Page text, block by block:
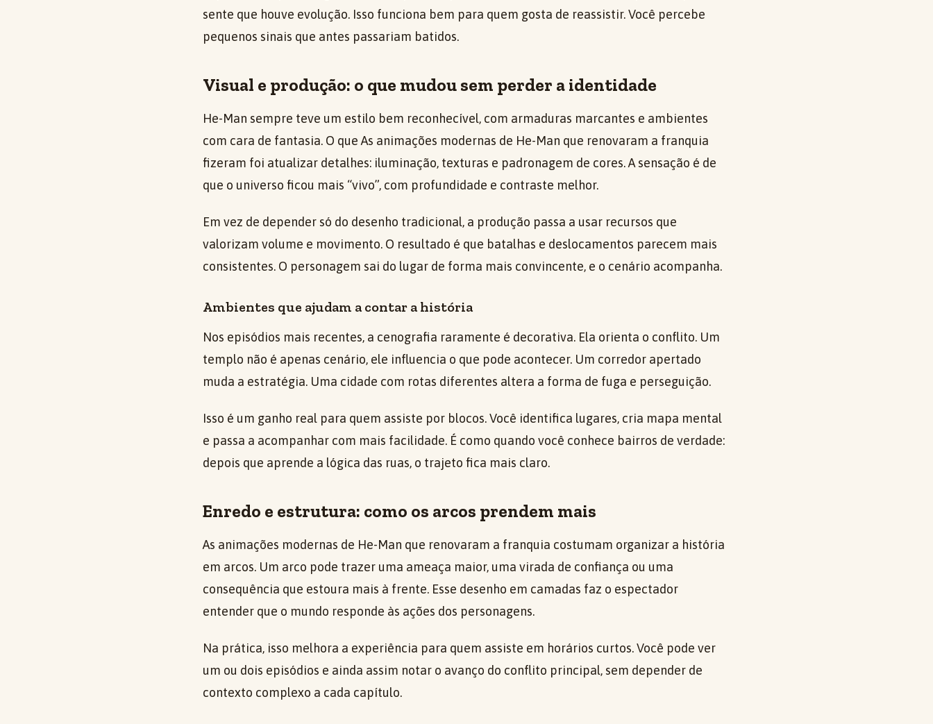
sente que houve evolução. Isso funciona bem para quem gosta de reassistir. Você percebe
pequenos sinais que antes passariam batidos.
Visual e produção: o que mudou sem perder a identidade
He-Man sempre teve um estilo bem reconhecível, com armaduras marcantes e ambientes
com cara de fantasia. O que As animações modernas de He-Man que renovaram a franquia
fizeram foi atualizar detalhes: iluminação, texturas e padronagem de cores. A sensação é de
que o universo ficou mais “vivo”, com profundidade e contraste melhor.
Em vez de depender só do desenho tradicional, a produção passa a usar recursos que
valorizam volume e movimento. O resultado é que batalhas e deslocamentos parecem mais
consistentes. O personagem sai do lugar de forma mais convincente, e o cenário acompanha.
Ambientes que ajudam a contar a história
Nos episódios mais recentes, a cenografia raramente é decorativa. Ela orienta o conflito. Um
templo não é apenas cenário, ele influencia o que pode acontecer. Um corredor apertado
muda a estratégia. Uma cidade com rotas diferentes altera a forma de fuga e perseguição.
Isso é um ganho real para quem assiste por blocos. Você identifica lugares, cria mapa mental
e passa a acompanhar com mais facilidade. É como quando você conhece bairros de verdade:
depois que aprende a lógica das ruas, o trajeto fica mais claro.
Enredo e estrutura: como os arcos prendem mais
As animações modernas de He-Man que renovaram a franquia costumam organizar a história
em arcos. Um arco pode trazer uma ameaça maior, uma virada de confiança ou uma
consequência que estoura mais à frente. Esse desenho em camadas faz o espectador
entender que o mundo responde às ações dos personagens.
Na prática, isso melhora a experiência para quem assiste em horários curtos. Você pode ver
um ou dois episódios e ainda assim notar o avanço do conflito principal, sem depender de
contexto complexo a cada capítulo.